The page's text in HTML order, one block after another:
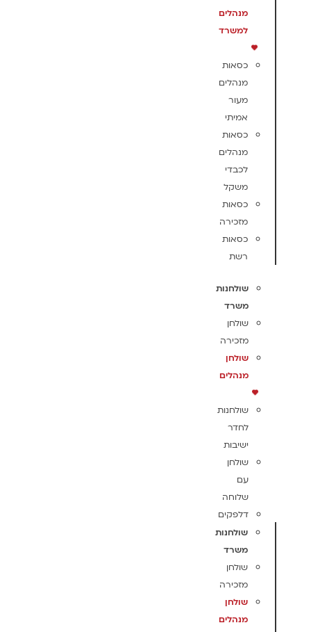
מנהלים
למשרד
כסאות
מנהלים
מעור
אמיתי
כסאות
מנהלים
לכבדי
משקל
כסאות
מזכירה
כסאות
רשת
שולחנות
משרד
שולחן
מזכירה
שולחן
מנהלים
שולחנות
לחדר
ישיבות
שולחן
עם
שלוחה
דלפקים
שולחנות
משרד
שולחן
מזכירה
שולחן
מנהלים